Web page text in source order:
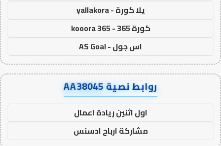
يلا كورة - yallakora
كورة 365 - kooora 365
اس جول - AS Goal
روابط نصية AA38045
اول اثنين ريادة اعمال
مشاركة ارباح ادسنس